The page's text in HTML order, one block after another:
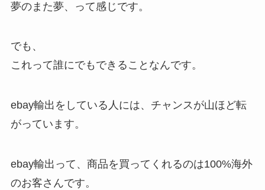
夢のまた夢、って感じです。
でも、
これって誰にでもできることなんです。
ebay輸出をしている人には、チャンスが山ほど転
がっています。
ebay輸出って、商品を買ってくれるのは100%海外
のお客さんです。